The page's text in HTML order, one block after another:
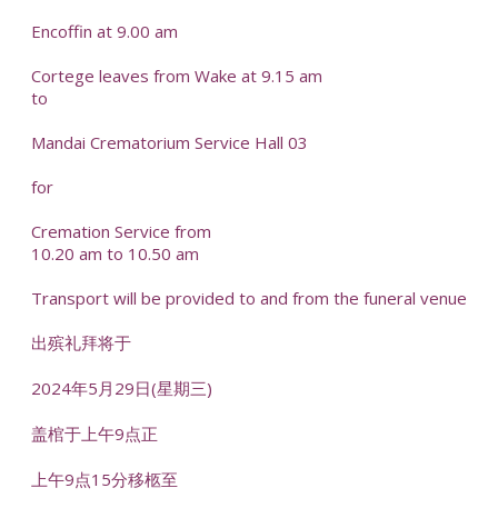
Encoffin at 9.00 am
Cortege leaves from Wake at 9.15 am
to
Mandai Crematorium Service Hall 03
for
Cremation Service from
10.20 am to 10.50 am
Transport will be provided to and from the funeral venue
出殡礼拜将于
2024年5月29日(星期三)
盖棺于上午9点正
上午9点15分移柩至